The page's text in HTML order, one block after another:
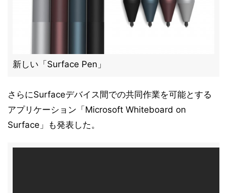
新しい「Surface Pen」
さらにSurfaceデバイス間での共同作業を可能とする
アプリケーション「Microsoft Whiteboard on
Surface」も発表した。